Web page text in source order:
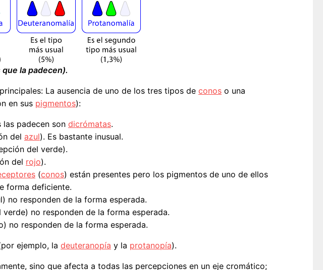
la padecen).
La ausencia de uno de los tres tipos de conos o una
en sus pigmentos):
padecen son dicrómatas.
del azul). Es bastante inusual.
del verde).
del rojo).
(conos) están presentes pero los pigmentos de uno de ellos
forma deficiente.
no responden de la forma esperada.
no responden de la forma esperada.
no responden de la forma esperada.
ejemplo, la deuteranopía y la protanopía).
sino que afecta a todas las percepciones en un eje cromático;